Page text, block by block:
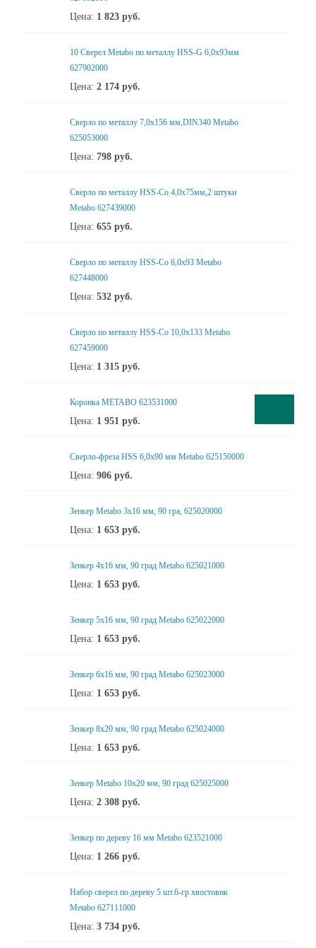
Цена: 1 823 руб.
10 Сверел Metabo по металлу HSS-G 6,0x93мм
627902000
Цена: 2 174 руб.
Сверло по металлу 7,0x156 мм,DIN340 Metabo
625053000
Цена: 798 руб.
Сверло по металлу HSS-Co 4,0x75мм,2 штуки
Metabo 627439000
Цена: 655 руб.
Сверло по металлу HSS-Co 6,0x93 Metabo
627448000
Цена: 532 руб.
Сверло по металлу HSS-Co 10,0x133 Metabo
627459000
Цена: 1 315 руб.
Коронка METABO 623531000
Цена: 1 951 руб.
Сверло-фреза HSS 6,0x90 мм Metabo 625150000
Цена: 906 руб.
Зенкер Metabo 3x16 мм, 90 гра, 625020000
Цена: 1 653 руб.
Зенкер 4x16 мм, 90 град Metabo 625021000
Цена: 1 653 руб.
Зенкер 5x16 мм, 90 град Metabo 625022000
Цена: 1 653 руб.
Зенкер 6x16 мм, 90 град Metabo 625023000
Цена: 1 653 руб.
Зенкер 8x20 мм, 90 град Metabo 625024000
Цена: 1 653 руб.
Зенкер Metabo 10x20 мм, 90 град 625025000
Цена: 2 308 руб.
Зенкер по дереву 16 мм Metabo 623521000
Цена: 1 266 руб.
Набор сверел по дереву 5 шт.6-гр хвостовик
Metabo 627111000
Цена: 3 734 руб.